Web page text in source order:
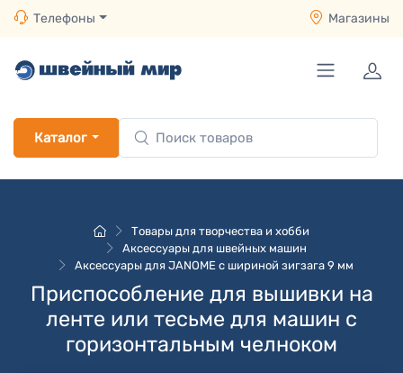
Телефоны Магазины
Каталог
Товары для творчества и хобби
Аксессуары для швейных машин
Аксессуары для JANOME с шириной зигзага 9 мм
Приспособление для вышивки на
ленте или тесьме для машин с
горизонтальным челноком